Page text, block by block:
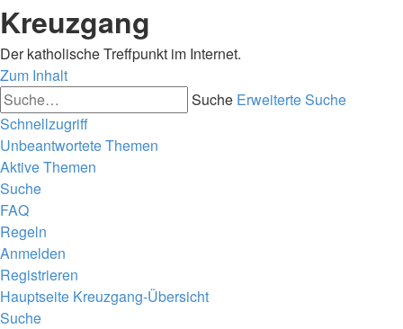
Kreuzgang
Der katholische Treffpunkt im Internet.
Zum Inhalt
Suche Erweiterte Suche
Schnellzugriff
Unbeantwortete Themen
Aktive Themen
Suche
FAQ
Regeln
Anmelden
Registrieren
Hauptseite Kreuzgang-Übersicht
Suche